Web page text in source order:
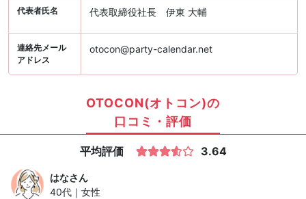
代表者氏名 代表取締役社長 伊東 大輔
連絡先メール
アドレス
otocon@party-calendar.net
OTOCON(オトコン)の
口コミ・評価
平均評価 3.64
はなさん
40代｜女性